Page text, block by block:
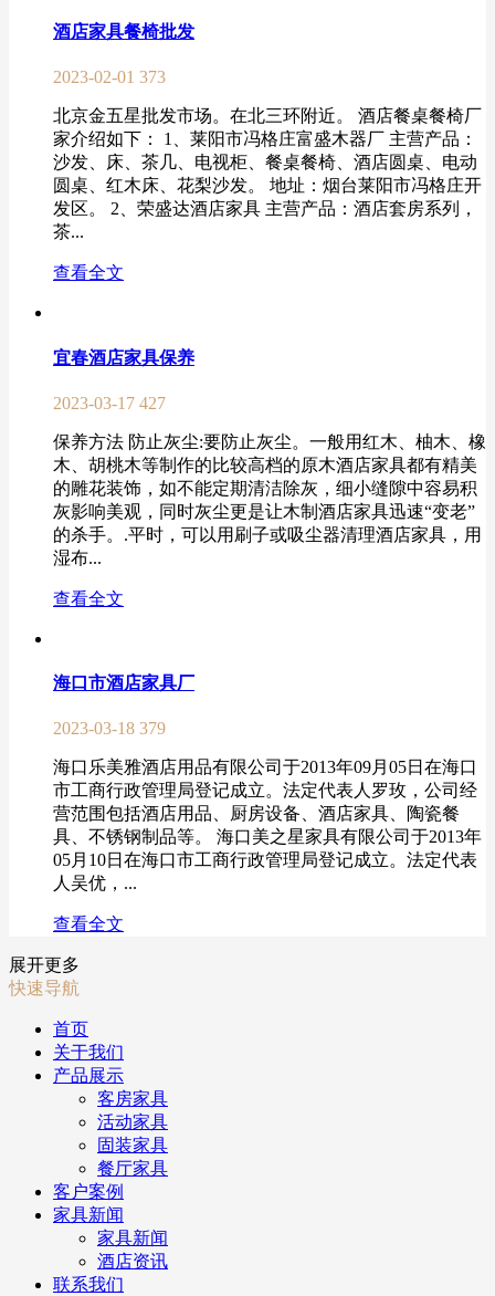
酒店家具餐椅批发
2023-02-01 373
北京金五星批发市场。在北三环附近。 酒店餐桌餐椅厂
家介绍如下： 1、莱阳市冯格庄富盛木器厂 主营产品：
沙发、床、茶几、电视柜、餐桌餐椅、酒店圆桌、电动
圆桌、红木床、花梨沙发。 地址：烟台莱阳市冯格庄开
发区。 2、荣盛达酒店家具 主营产品：酒店套房系列，
茶...
查看全文
宜春酒店家具保养
2023-03-17 427
保养方法 防止灰尘:要防止灰尘。一般用红木、柚木、橡
木、胡桃木等制作的比较高档的原木酒店家具都有精美
的雕花装饰，如不能定期清洁除灰，细小缝隙中容易积
灰影响美观，同时灰尘更是让木制酒店家具迅速“变老”
的杀手。.平时，可以用刷子或吸尘器清理酒店家具，用
湿布...
查看全文
海口市酒店家具厂
2023-03-18 379
海口乐美雅酒店用品有限公司于2013年09月05日在海口
市工商行政管理局登记成立。法定代表人罗玫，公司经
营范围包括酒店用品、厨房设备、酒店家具、陶瓷餐
具、不锈钢制品等。 海口美之星家具有限公司于2013年
05月10日在海口市工商行政管理局登记成立。法定代表
人吴优，...
查看全文
展开更多
快速导航
首页
关于我们
产品展示
客房家具
活动家具
固装家具
餐厅家具
客户案例
家具新闻
家具新闻
酒店资讯
联系我们